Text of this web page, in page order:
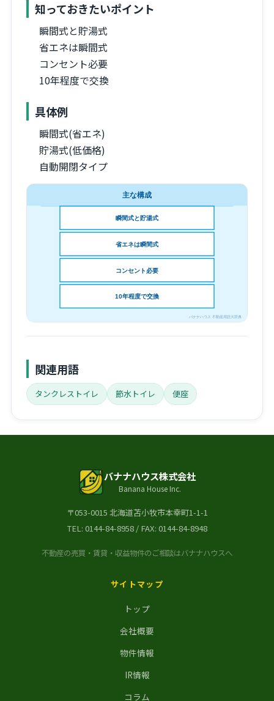
知っておきたいポイント
瞬間式と貯湯式
省エネは瞬間式
コンセント必要
10年程度で交換
具体例
瞬間式(省エネ)
貯湯式(低価格)
自動開閉タイプ
関連用語
タンクレストイレ 節水トイレ 便座
バナナハウス株式会社
Banana House Inc.
〒053-0015 北海道苫小牧市本幸町1-1-1
TEL: 0144-84-8958 / FAX: 0144-84-8948
不動産の売買・賃貸・収益物件のご相談はバナナハウスへ
サイトマップ
トップ
会社概要
物件情報
IR情報
コラム